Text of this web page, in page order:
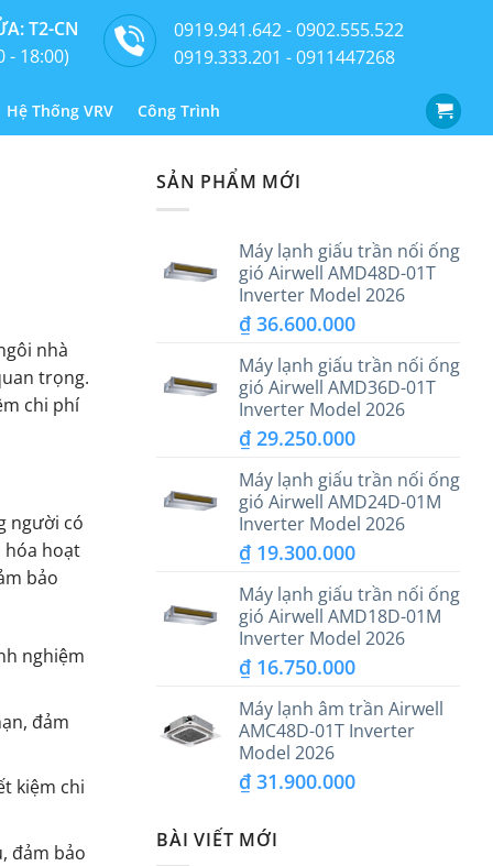
T2-CN
- 18:00)
0919.941.642 - 0902.555.522
0919.333.201 - 0911447268
Hệ Thống VRV Công Trình
nhà
trọng.
chi phí
người có
hóa hoạt
bảo
nghiệm
đảm
kiệm chi
đảm bảo
SẢN PHẨM MỚI
Máy lạnh giấu trần nối ống
gió Airwell AMD48D-01T
Inverter Model 2026
₫ 36.600.000
Máy lạnh giấu trần nối ống
gió Airwell AMD36D-01T
Inverter Model 2026
₫ 29.250.000
Máy lạnh giấu trần nối ống
gió Airwell AMD24D-01M
Inverter Model 2026
₫ 19.300.000
Máy lạnh giấu trần nối ống
gió Airwell AMD18D-01M
Inverter Model 2026
₫ 16.750.000
Máy lạnh âm trần Airwell
AMC48D-01T Inverter
Model 2026
₫ 31.900.000
BÀI VIẾT MỚI